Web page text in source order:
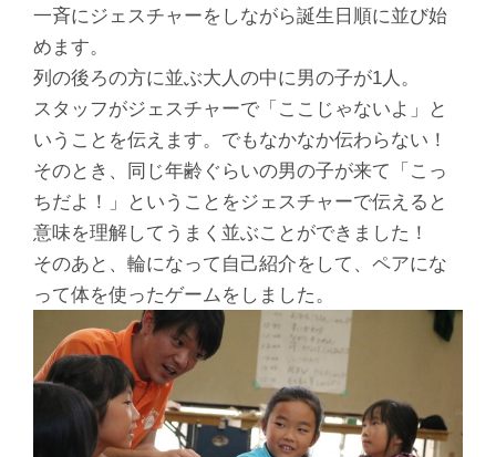
一斉にジェスチャーをしながら誕生日順に並び始
めます。
列の後ろの方に並ぶ大人の中に男の子が1人。
スタッフがジェスチャーで「ここじゃないよ」と
いうことを伝えます。でもなかなか伝わらない！
そのとき、同じ年齢ぐらいの男の子が来て「こっ
ちだよ！」ということをジェスチャーで伝えると
意味を理解してうまく並ぶことができました！
そのあと、輪になって自己紹介をして、ペアにな
って体を使ったゲームをしました。